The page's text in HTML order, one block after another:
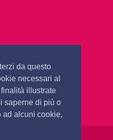
da questo
necessari al
illustrate
saperne di più o
ad alcuni cookie,